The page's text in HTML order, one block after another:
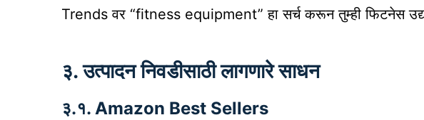
Trends वर “fitness equipment” हा सर्च करून तुम्ही फिटनेस
३. उत्पादन निवडीसाठी लागणारे साधन
३.१. Amazon Best Sellers